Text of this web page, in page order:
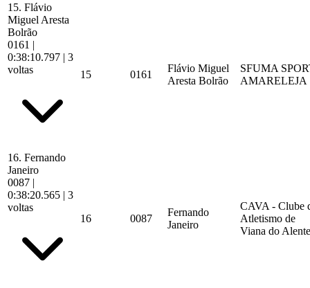
15. Flávio
Miguel Aresta
Bolrão
0161 |
0:38:10.797 | 3
voltas
15 0161
Flávio Miguel
Aresta Bolrão
SFUMA
AMARELEJA
16. Fernando
Janeiro
0087 |
0:38:20.565 | 3
voltas
16
0087
Fernando
Janeiro
CAVA - Clube
Atletismo de
Viana do